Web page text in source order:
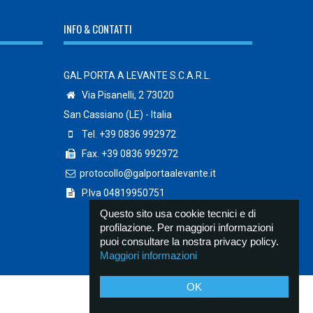
OK
Questo sito usa cookie tecnici e di
profilazione. Per maggiori informazioni
puoi consultare la nostra privacy policy.
Maggiori informazioni
INFO & CONTATTI
GAL PORTA A LEVANTE S.C.A.R.L.
Via Pisanelli, 2 73020
San Cassiano (LE) - Italia
Tel. +39 0836 992972
Fax. +39 0836 992972
protocollo@galportaalevante.it
P.Iva 04819950751